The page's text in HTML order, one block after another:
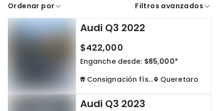
A crédito De contado
Cdmx y Edo Mex Querétaro
Negociar precio
Borrar todo
Ordenar por Filtros avanzados
Audi Q3 2022
$422,000
Enganche desde: $85,000*
Consignación física
Queretaro
Audi Q3 2023